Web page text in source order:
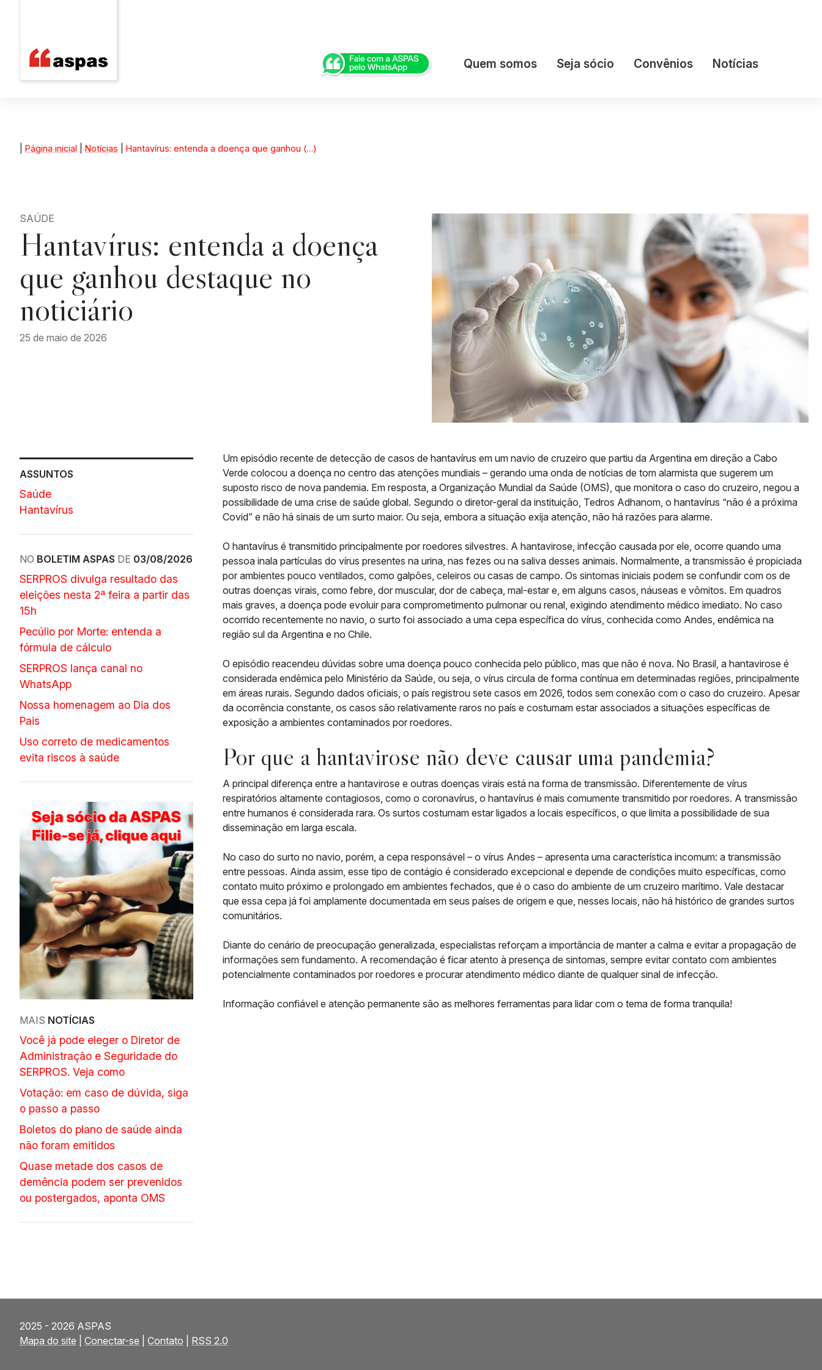
Quem somos Seja sócio Convênios Notícias
Página inicial Notícias Hantavírus: entenda a doença que ganhou (…)
SAÚDE
Hantavírus: entenda a doença
que ganhou destaque no
noticiário
25 de maio de 2026
ASSUNTOS
Saúde
Hantavírus
NO BOLETIM ASPAS DE 03/08/2026
SERPROS divulga resultado das
eleições nesta 2ª feira a partir das
15h
Pecúlio por Morte: entenda a
fórmula de cálculo
SERPROS lança canal no
WhatsApp
Nossa homenagem ao Dia dos
Pais
Uso correto de medicamentos
evita riscos à saúde
MAIS NOTÍCIAS
Você já pode eleger o Diretor de
Administração e Seguridade do
SERPROS. Veja como
Votação: em caso de dúvida, siga
o passo a passo
Boletos do plano de saúde ainda
não foram emitidos
Quase metade dos casos de
demência podem ser prevenidos
ou postergados, aponta OMS
Um episódio recente de detecção de casos de hantavírus em um navio de cruzeiro que partiu da Argentina em direção a Cabo
Verde colocou a doença no centro das atenções mundiais – gerando uma onda de notícias de tom alarmista que sugerem um
suposto risco de nova pandemia. Em resposta, a Organização Mundial da Saúde (OMS), que monitora o caso do cruzeiro, negou a
possibilidade de uma crise de saúde global. Segundo o diretor-geral da instituição, Tedros Adhanom, o hantavírus “não é a próxima
Covid” e não há sinais de um surto maior. Ou seja, embora a situação exija atenção, não há razões para alarme.
O hantavírus é transmitido principalmente por roedores silvestres. A hantavirose, infecção causada por ele, ocorre quando uma
pessoa inala partículas do vírus presentes na urina, nas fezes ou na saliva desses animais. Normalmente, a transmissão é propiciada
por ambientes pouco ventilados, como galpões, celeiros ou casas de campo. Os sintomas iniciais podem se confundir com os de
outras doenças virais, como febre, dor muscular, dor de cabeça, mal-estar e, em alguns casos, náuseas e vômitos. Em quadros
mais graves, a doença pode evoluir para comprometimento pulmonar ou renal, exigindo atendimento médico imediato. No caso
ocorrido recentemente no navio, o surto foi associado a uma cepa específica do vírus, conhecida como Andes, endêmica na
região sul da Argentina e no Chile.
O episódio reacendeu dúvidas sobre uma doença pouco conhecida pelo público, mas que não é nova. No Brasil, a hantavirose é
considerada endêmica pelo Ministério da Saúde, ou seja, o vírus circula de forma contínua em determinadas regiões, principalmente
em áreas rurais. Segundo dados oficiais, o país registrou sete casos em 2026, todos sem conexão com o caso do cruzeiro. Apesar
da ocorrência constante, os casos são relativamente raros no país e costumam estar associados a situações específicas de
exposição a ambientes contaminados por roedores.
Por que a hantavirose não deve causar uma pandemia?
A principal diferença entre a hantavirose e outras doenças virais está na forma de transmissão. Diferentemente de vírus
respiratórios altamente contagiosos, como o coronavírus, o hantavírus é mais comumente transmitido por roedores. A transmissão
entre humanos é considerada rara. Os surtos costumam estar ligados a locais específicos, o que limita a possibilidade de sua
disseminação em larga escala.
No caso do surto no navio, porém, a cepa responsável – o vírus Andes – apresenta uma característica incomum: a transmissão
entre pessoas. Ainda assim, esse tipo de contágio é considerado excepcional e depende de condições muito específicas, como
contato muito próximo e prolongado em ambientes fechados, que é o caso do ambiente de um cruzeiro marítimo. Vale destacar
que essa cepa já foi amplamente documentada em seus países de origem e que, nesses locais, não há histórico de grandes surtos
comunitários.
Diante do cenário de preocupação generalizada, especialistas reforçam a importância de manter a calma e evitar a propagação de
informações sem fundamento. A recomendação é ficar atento à presença de sintomas, sempre evitar contato com ambientes
potencialmente contaminados por roedores e procurar atendimento médico diante de qualquer sinal de infecção.
Informação confiável e atenção permanente são as melhores ferramentas para lidar com o tema de forma tranquila!
2025 - 2026 ASPAS
Mapa do site
Conectar-se Contato RSS 2.0